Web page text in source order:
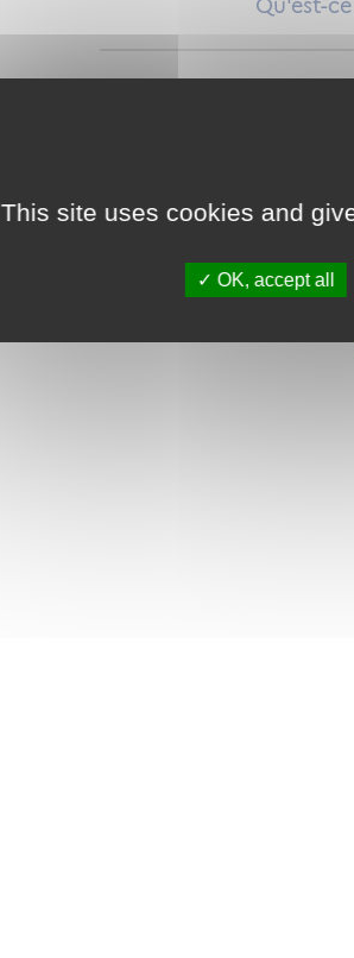
This site uses cookies and
OK, accept all
Qu'est-
Mot de
oublié ?